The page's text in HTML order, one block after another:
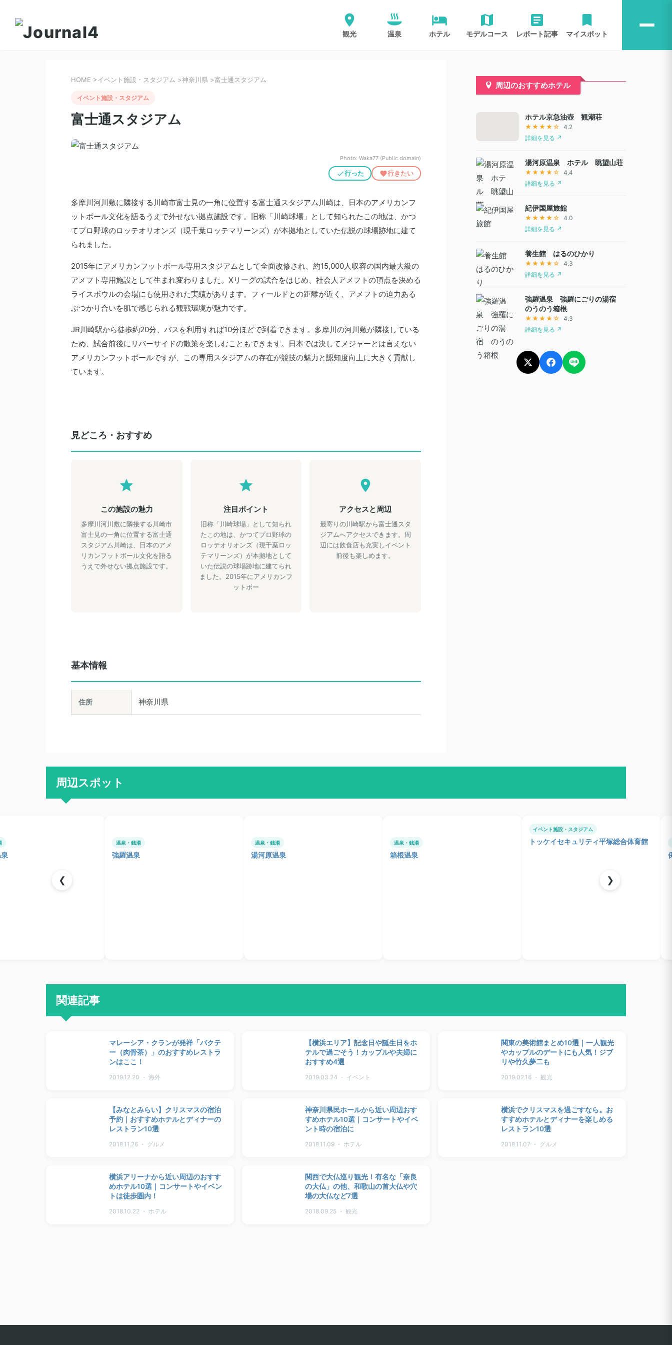
観光 温泉 ホテル モデルコース レポート記事 マイスポット
HOME >イベント施設・スタジアム >神奈川県 >富士通スタジアム
イベント施設・スタジアム
富士通スタジアム
Photo: Waka77 (Public domain)
行った 行きたい
多摩川河川敷に隣接する川崎市富士見の一角に位置する富士通スタジアム川崎は、日本のアメリカンフ
ットボール文化を語るうえで外せない拠点施設です。旧称「川崎球場」として知られたこの地は、かつ
てプロ野球のロッテオリオンズ（現千葉ロッテマリーンズ）が本拠地としていた伝説の球場跡地に建て
られました。
2015年にアメリカンフットボール専用スタジアムとして全面改修され、約15,000人収容の国内最大級の
アメフト専用施設として生まれ変わりました。Xリーグの試合をはじめ、社会人アメフトの頂点を決める
ライスボウルの会場にも使用された実績があります。フィールドとの距離が近く、アメフトの迫力ある
ぶつかり合いを肌で感じられる観戦環境が魅力です。
JR川崎駅から徒歩約20分、バスを利用すれば10分ほどで到着できます。多摩川の河川敷が隣接している
ため、試合前後にリバーサイドの散策を楽しむこともできます。日本では決してメジャーとは言えない
アメリカンフットボールですが、この専用スタジアムの存在が競技の魅力と認知度向上に大きく貢献し
ています。
見どころ・おすすめ
この施設の魅力
多摩川河川敷に隣接する川崎市
富士見の一角に位置する富士通
スタジアム川崎は、日本のアメ
リカンフットボール文化を語る
うえで外せない拠点施設です。
注目ポイント
旧称「川崎球場」として知られ
たこの地は、かつてプロ野球の
ロッテオリオンズ（現千葉ロッ
テマリーンズ）が本拠地として
いた伝説の球場跡地に建てられ
ました。2015年にアメリカンフ
ットボー
アクセスと周辺
最寄りの川崎駅から富士通スタ
ジアムへアクセスできます。周
辺には飲食店も充実しイベント
前後も楽しめます。
基本情報
住所 神奈川県
周辺のおすすめホテル
ホテル京急油壺 観潮荘
★★★★☆ 4.2
詳細を見る ↗
湯河原温泉 ホテル 眺望山荘
★★★★☆ 4.4
詳細を見る ↗
紀伊国屋旅館
★★★★☆ 4.0
詳細を見る ↗
養生館 はるのひかり
★★★★☆ 4.3
詳細を見る ↗
強羅温泉 強羅にごりの湯宿
のうのう箱根
★★★★☆ 4.3
詳細を見る ↗
周辺スポット
温泉・銭湯
強羅温泉
温泉・銭湯
湯河原温泉
温泉・銭湯
箱根温泉
イベント施設・スタジアム
トッケイセキュリティ平塚総合体育館
❮ ❯
関連記事
マレーシア・クランが発祥「バクテ
ー（肉骨茶）」のおすすめレストラ
ンはここ！
2019.12.20 ・ 海外
【横浜エリア】記念日や誕生日をホ
テルで過ごそう！カップルや夫婦に
おすすめ4選
2019.03.24 ・ イベント
関東の美術館まとめ10選｜一人観光
やカップルのデートにも人気！ジブ
リや竹久夢二も
2019.02.16 ・ 観光
【みなとみらい】クリスマスの宿泊
予約｜おすすめホテルとディナーの
レストラン10選
2018.11.26 ・ グルメ
神奈川県民ホールから近い周辺おす
すめホテル10選｜コンサートやイベ
ント時の宿泊に
2018.11.09 ・ ホテル
横浜でクリスマスを過ごすなら。お
すすめホテルとディナーを楽しめる
レストラン10選
2018.11.07 ・ グルメ
横浜アリーナから近い周辺のおすす
めホテル10選｜コンサートやイベン
トは徒歩圏内！
2018.10.22 ・ ホテル
関西で大仏巡り観光！有名な「奈良
の大仏」の他、和歌山の首大仏や穴
場の大仏など7選
2018.09.25 ・ 観光